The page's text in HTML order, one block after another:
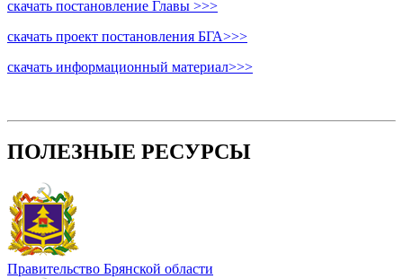
скачать постановление Главы >>>
скачать проект постановления БГА>>>
скачать информационный материал>>>
ПОЛЕЗНЫЕ РЕСУРСЫ
Правительство Брянской области